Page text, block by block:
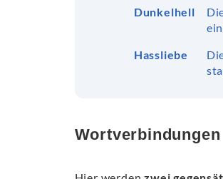
Dunkelhell
Hassliebe
Wortverbindungen